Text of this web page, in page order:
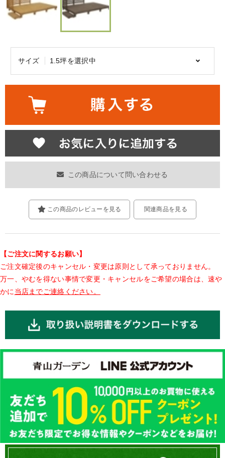
サイズ 1.5坪を選択中
この商品について問い合わせる
関連商品を見る
この商品のレビューを見る
【ご注文に関するお願い】
ご注文確定後のキャンセル・変更は原則として承っておりません。
万一、やむを得ない事情で変更・キャンセルをご希望の場合は、速や
かに 当店までご連絡ください。